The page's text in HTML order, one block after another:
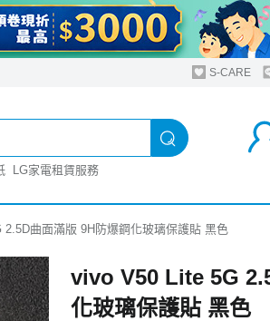
S-CARE
LG家電租賃服務
曲面滿版 9H防爆鋼化玻璃保護貼 黑色
vivo V50 Lite 5G
化玻璃保護貼 黑色